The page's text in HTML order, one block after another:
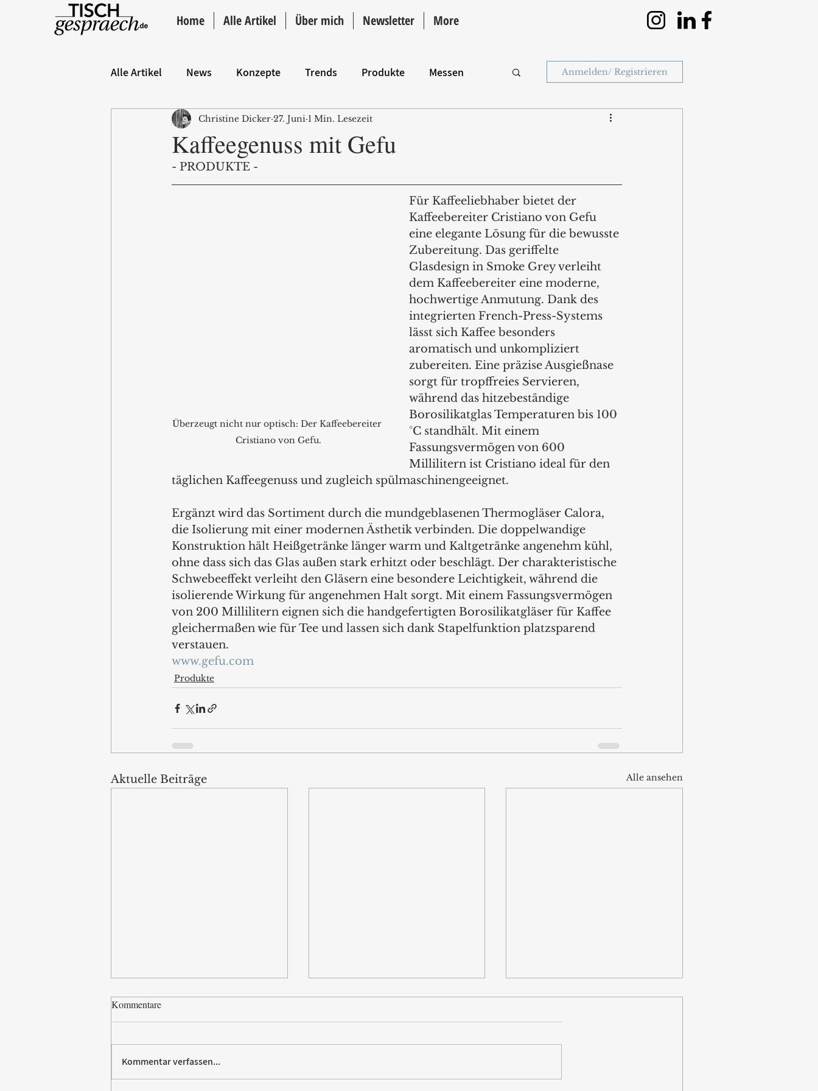
Home Alle Artikel Über mich Newsletter More
Alle Artikel News Konzepte Trends Produkte Messen
Hintergrund ANZEIGE Intro
Anmelden/ Registrieren
Kaffeegenuss mit Gefu
Christine Dicker 27. Juni 1 Min. Lesezeit
- PRODUKTE -
Überzeugt nicht nur optisch: Der Kaffeebereiter
Cristiano von Gefu.
Für Kaffeeliebhaber bietet der
Kaffeebereiter Cristiano von Gefu
eine elegante Lösung für die bewusste
Zubereitung. Das geriffelte
Glasdesign in Smoke Grey verleiht
dem Kaffeebereiter eine moderne,
hochwertige Anmutung. Dank des
integrierten French-Press-Systems
lässt sich Kaffee besonders
aromatisch und unkompliziert
zubereiten. Eine präzise Ausgießnase
sorgt für tropffreies Servieren,
während das hitzebeständige
Borosilikatglas Temperaturen bis 100
°C standhält. Mit einem
Fassungsvermögen von 600
Millilitern ist Cristiano ideal für den
täglichen Kaffeegenuss und zugleich spülmaschinengeeignet.
Ergänzt wird das Sortiment durch die mundgeblasenen Thermogläser Calora,
die Isolierung mit einer modernen Ästhetik verbinden. Die doppelwandige
Konstruktion hält Heißgetränke länger warm und Kaltgetränke angenehm kühl,
ohne dass sich das Glas außen stark erhitzt oder beschlägt. Der charakteristische
Schwebeeffekt verleiht den Gläsern eine besondere Leichtigkeit, während die
isolierende Wirkung für angenehmen Halt sorgt. Mit einem Fassungsvermögen
von 200 Millilitern eignen sich die handgefertigten Borosilikatgläser für Kaffee
gleichermaßen wie für Tee und lassen sich dank Stapelfunktion platzsparend
verstauen.
www.gefu.com
Produkte
Aktuelle Beiträge Alle ansehen
Kommentare
Kommentar verfassen...